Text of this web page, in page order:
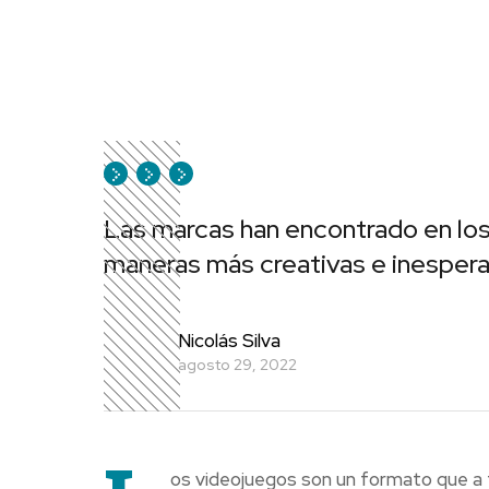
Las marcas han encontrado en
maneras más creativas e
Nicolás Silva
agosto 29, 2022
os videojuegos son un formato que